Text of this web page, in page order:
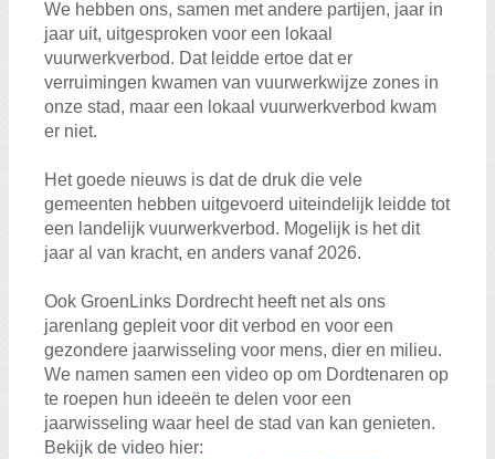
We hebben ons, samen met andere partijen, jaar in
jaar uit, uitgesproken voor een lokaal
vuurwerkverbod. Dat leidde ertoe dat er
verruimingen kwamen van vuurwerkwijze zones in
onze stad, maar een lokaal vuurwerkverbod kwam
er niet.
Het goede nieuws is dat de druk die vele
gemeenten hebben uitgevoerd uiteindelijk leidde tot
een landelijk vuurwerkverbod. Mogelijk is het dit
jaar al van kracht, en anders vanaf 2026.
Ook GroenLinks Dordrecht heeft net als ons
jarenlang gepleit voor dit verbod en voor een
gezondere jaarwisseling voor mens, dier en milieu.
We namen samen een video op om Dordtenaren op
te roepen hun ideeën te delen voor een
jaarwisseling waar heel de stad van kan genieten.
Bekijk de video hier: